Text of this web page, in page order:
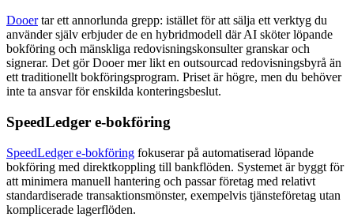
Dooertar ett annorlunda grepp: istället för att sälja ett verktyg du
använder själv erbjuder de en hybridmodell där AI sköter löpande
bokföring och mänskliga redovisningskonsulter granskar och
signerar. Det gör Dooer mer likt en outsourcad redovisningsbyrå än
ett traditionellt bokföringsprogram. Priset är högre, men du behöver
inte ta ansvar för enskilda konteringsbeslut.
SpeedLedger e-bokföring
SpeedLedger e-bokföring fokuserar på automatiserad löpande
bokföring med direktkoppling till bankflöden. Systemet är byggt för
att minimera manuell hantering och passar företag med relativt
standardiserade transaktionsmönster, exempelvis tjänsteföretag utan
komplicerade lagerflöden.